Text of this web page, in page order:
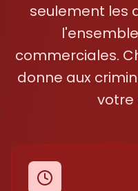
seulement les
commerciales.
donne aux
votre